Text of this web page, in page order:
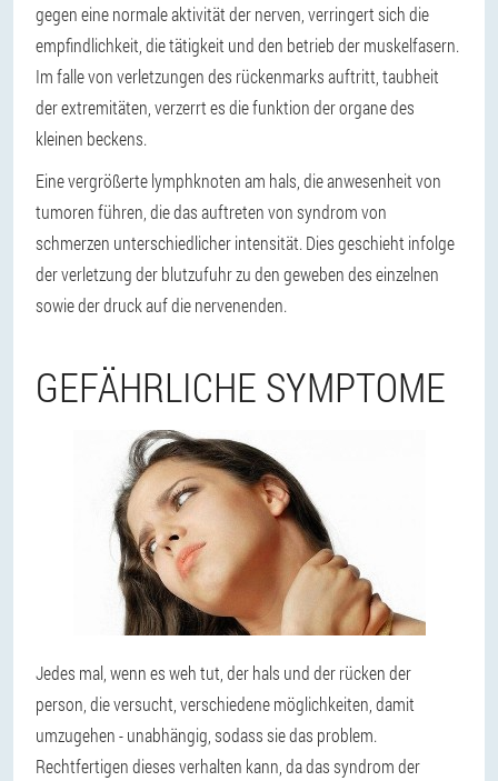
gegen eine normale aktivität der nerven, verringert sich die
empfindlichkeit, die tätigkeit und den betrieb der muskelfasern.
Im falle von verletzungen des rückenmarks auftritt, taubheit
der extremitäten, verzerrt es die funktion der organe des
kleinen beckens.
Eine vergrößerte lymphknoten am hals, die anwesenheit von
tumoren führen, die das auftreten von syndrom von
schmerzen unterschiedlicher intensität. Dies geschieht infolge
der verletzung der blutzufuhr zu den geweben des einzelnen
sowie der druck auf die nervenenden.
GEFÄHRLICHE SYMPTOME
Jedes mal, wenn es weh tut, der hals und der rücken der
person, die versucht, verschiedene möglichkeiten, damit
umzugehen - unabhängig, sodass sie das problem.
Rechtfertigen dieses verhalten kann, da das syndrom der